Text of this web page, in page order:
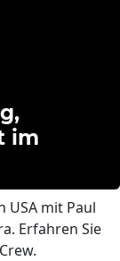
im
USA mit Paul
Erfahren Sie